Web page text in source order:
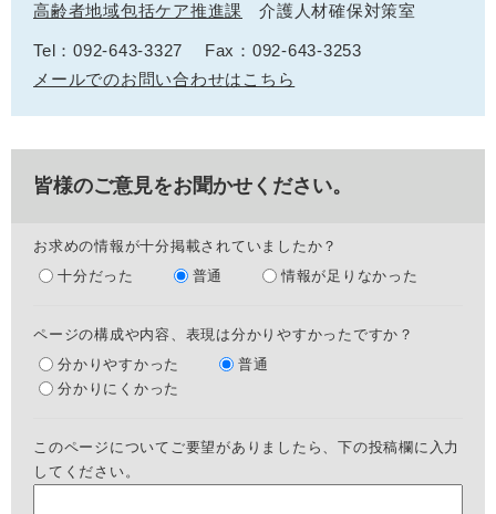
高齢者地域包括ケア推進課 介護人材確保対策室
Tel：092-643-3327
Fax：092-643-3253
メールでのお問い合わせはこちら
皆様のご意見をお聞かせください。
お求めの情報が十分掲載されていましたか？
十分だった
普通 情報が足りなかった
ページの構成や内容、表現は分かりやすかったですか？
分かりやすかった
普通
分かりにくかった
このページについてご要望がありましたら、下の投稿欄に入力
してください。